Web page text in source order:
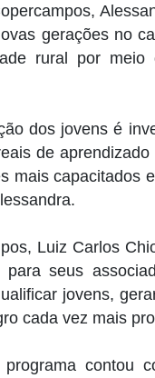
gerações no
rural por
dos jovens é
de
mais capacitados
Luiz Carlos
para seus
jovens,
cada vez mais
contou